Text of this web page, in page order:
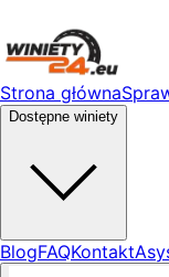
Strona główna
Dostępne winiety
BlogFAQKontakt